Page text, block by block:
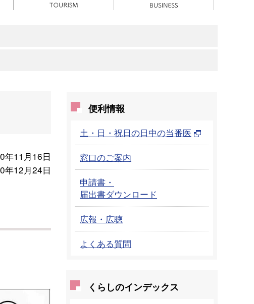
年11月16日
年12月24日
便利情報
土・日・祝日の日中の当番医
窓口のご案内
申請書・
届出書ダウンロード
広報・広聴
よくある質問
くらしのインデックス